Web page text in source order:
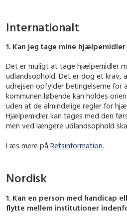
Internationalt
1. Kan jeg tage mine
Det er muligt at tage hjælpemidler
udlandsophold. Det er dog et krav,
udrejsen opfylder betingelserne
kommunen løbende kan holdes
uden at de almindelige regler for
Hjælpemidler kan tages med den
men ved længere udlandsophold
Læs mere på Retsinformation.
Nordisk
1. Kan en person med handicap
flytte mellem institutioner